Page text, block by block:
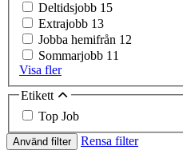
Deltidsjobb 15
Extrajobb 13
Jobba hemifrån 12
Sommarjobb 11
Visa fler
Etikett
Top Job
Använd filter
Rensa filter